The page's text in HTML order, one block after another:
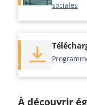
sociales
À découvrir